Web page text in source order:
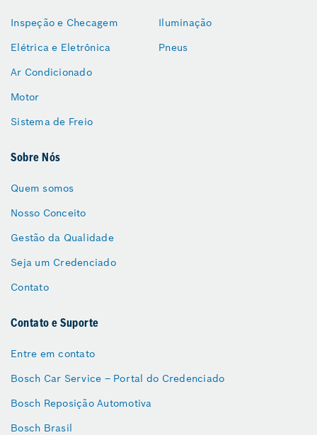
Inspeção e Checagem
Elétrica e Eletrônica
Ar Condicionado
Motor
Sistema de Freio
Iluminação
Pneus
Sobre Nós
Quem somos
Nosso Conceito
Gestão da Qualidade
Seja um Credenciado
Contato
Contato e Suporte
Entre em contato
Bosch Car Service – Portal do Credenciado
Bosch Reposição Automotiva
Bosch Brasil